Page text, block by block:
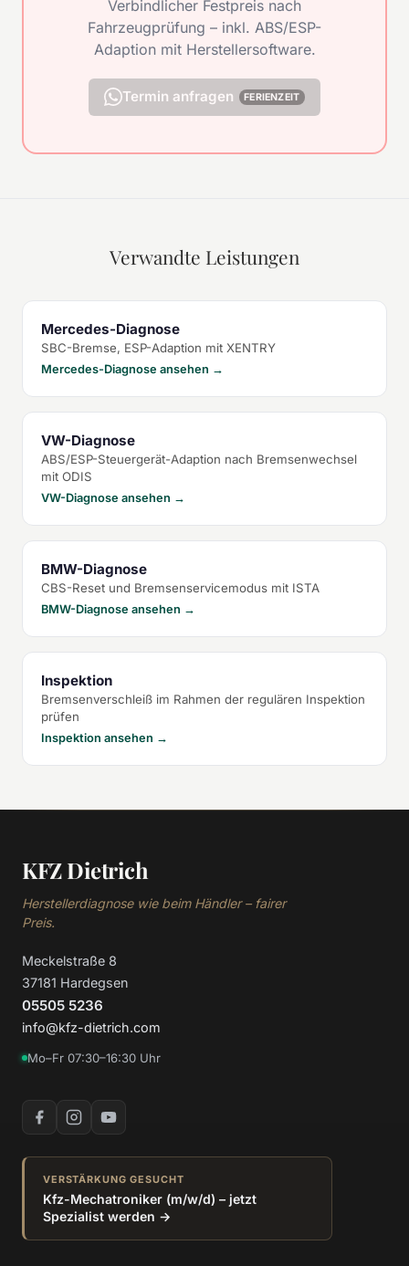
Verbindlicher Festpreis nach
Fahrzeugprüfung – inkl. ABS/ESP-
Adaption mit Herstellersoftware.
Termin anfragen FERIENZEIT
Verwandte Leistungen
Mercedes-Diagnose
SBC-Bremse, ESP-Adaption mit XENTRY
Mercedes-Diagnose ansehen →
VW-Diagnose
ABS/ESP-Steuergerät-Adaption nach Bremsenwechsel
mit ODIS
VW-Diagnose ansehen →
BMW-Diagnose
CBS-Reset und Bremsenservicemodus mit ISTA
BMW-Diagnose ansehen →
Inspektion
Bremsenverschleiß im Rahmen der regulären Inspektion
prüfen
Inspektion ansehen →
KFZ Dietrich
Herstellerdiagnose wie beim Händler – fairer
Preis.
Meckelstraße 8
37181 Hardegsen
05505 5236
info@kfz-dietrich.com
Mo–Fr 07:30–16:30 Uhr
VERSTÄRKUNG GESUCHT
Kfz-Mechatroniker (m/w/d) – jetzt
Spezialist werden →